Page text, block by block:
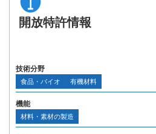
開放特許情報
技術分野
食品・バイオ 有機材料
機能
材料・素材の製造